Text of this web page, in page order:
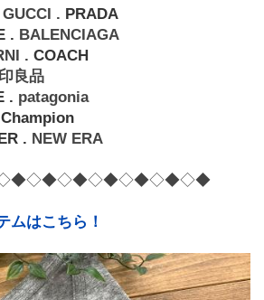
GUCCI . PRADA
. BALENCIAGA
. COACH
良品
. patagonia
Champion
. NEW ERA
ムはこちら！